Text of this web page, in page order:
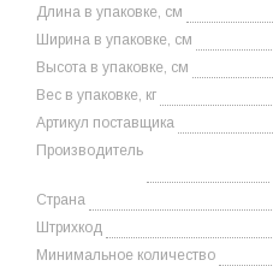
Длина в упаковке, см
Ширина в упаковке, см
Высота в упаковке, см
Вес в упаковке, кг
Артикул поставщика
Производитель
Страна
Штрихкод
Минимальное количество